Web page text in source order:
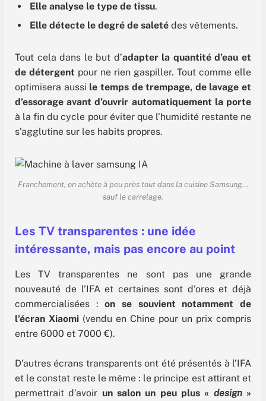
Elle analyse le type de tissu.
Elle détecte le degré de saleté des vêtements.
Tout cela dans le but d’adapter la quantité d’eau et
de détergent pour ne rien gaspiller. Tout comme elle
optimisera aussi le temps de trempage, de lavage et
d’essorage avant d’ouvrir automatiquement la porte
à la fin du cycle pour éviter que l’humidité restante ne
s’agglutine sur les habits propres.
Franchement, on achète à peu près tout dans la cuisine Samsung…
sauf le carrelage.
Les TV transparentes : une idée
intéressante, mais pas encore au point
Les TV transparentes ne sont pas une grande
nouveauté de l’IFA et certaines sont d’ores et déjà
commercialisées :on se souvient notamment de
l’écran Xiaomi (vendu en Chine pour un prix compris
entre 6000 et 7000 €).
D’autres écrans transparents ont été présentés à l’IFA
et le constat reste le même : le principe est attirant et
permettrait d’avoir un salon un peu plus « design »